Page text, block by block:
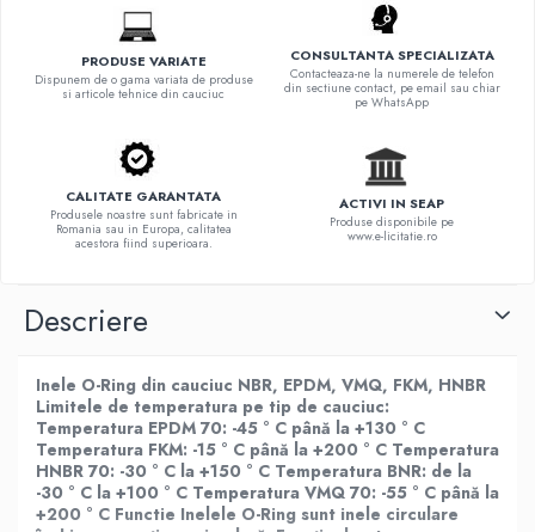
PRODUSE VARIATE
Dispunem de o gama variata de produse
si articole tehnice din cauciuc
CONSULTANTA SPECIALIZATA
Contacteaza-ne la numerele de telefon
din sectiune contact, pe email sau chiar
pe WhatsApp
CALITATE GARANTATA
Produsele noastre sunt fabricate in
Romania sau in Europa, calitatea
acestora fiind superioara.
ACTIVI IN SEAP
Produse disponibile pe
www.e-licitatie.ro
Descriere
Inele O-Ring din cauciuc NBR, EPDM, VMQ, FKM, HNBR
Limitele de temperatura pe tip de cauciuc:
Temperatura EPDM 70: -45 ° C până la +130 ° C
Temperatura FKM: -15 ° C până la +200 ° C Temperatura
HNBR 70: -30 ° C la +150 ° C Temperatura BNR: de la
-30 ° C la +100 ° C Temperatura VMQ 70: -55 ° C până la
+200 ° C Functie Inelele O-Ring sunt inele circulare